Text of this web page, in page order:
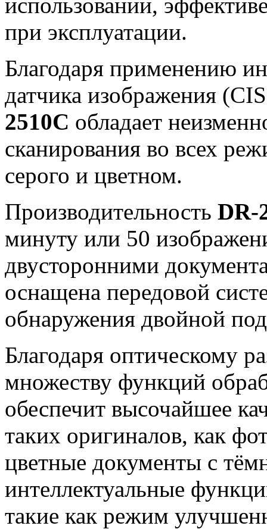
при эксплуатации.
Благодаря применению
датчика изображения
2510C обладает
сканирования во всех
серого и цветном.
Производительность DR-
минуту или 50
двусторонними
оснащена передовой
обнаружения двойной
Благодаря оптическому
множеству функций
обеспечит высочайшее
таких оригиналов, как
цветные документы с
интеллектуальные
такие как режим